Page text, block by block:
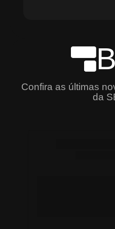
Confira as últimas
da